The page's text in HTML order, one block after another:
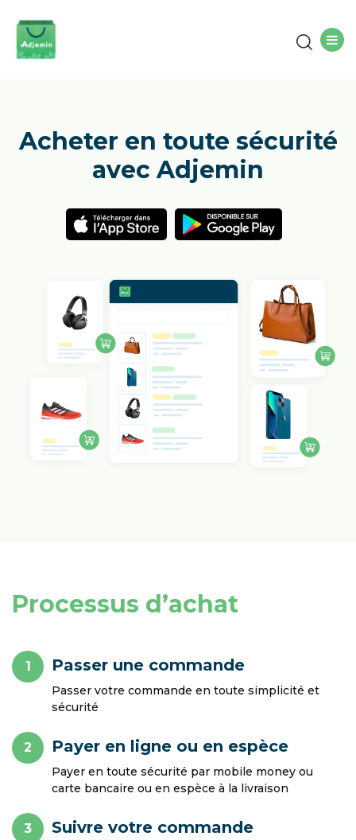
Acheter en toute sécurité
avec Adjemin
Processus d’achat
1 Passer une commande
Passer votre commande en toute simplicité et
sécurité
2 Payer en ligne ou en espèce
Payer en toute sécurité par mobile money ou
carte bancaire ou en espèce à la livraison
3 Suivre votre commande